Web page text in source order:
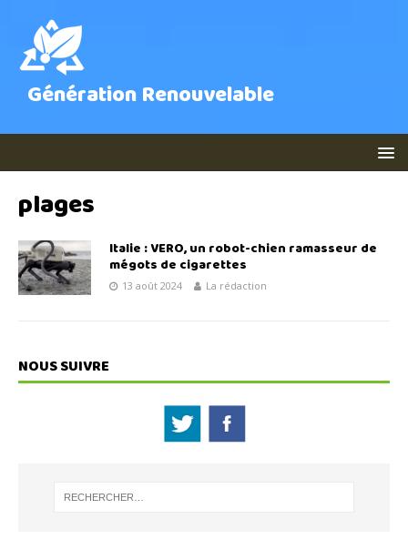
Génération Renouvelable
plages
Italie : VERO, un robot-chien ramasseur de
mégots de cigarettes
13 août 2024 La rédaction
NOUS SUIVRE